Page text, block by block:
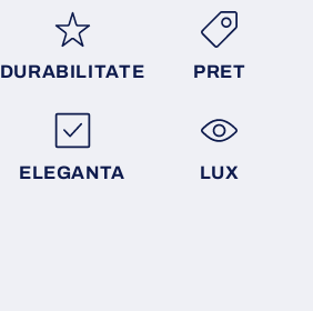
DURABILITATE PRET
ELEGANTA LUX